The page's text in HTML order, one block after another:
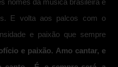
nomes da música brasileira e
E volta aos palcos com o
e paixão que sempre
e paixão. Amo cantar, e